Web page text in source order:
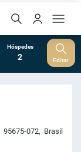
Hóspedes
2 Editar
95675-072, Brasil